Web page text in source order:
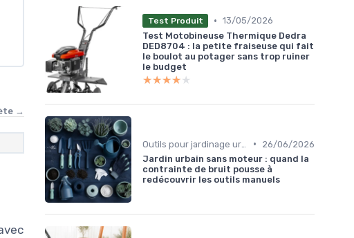
→
Test Produit • 13/05/2026
Test Motobineuse Thermique Dedra
DED8704 : la petite fraiseuse qui fait
le boulot au potager sans trop ruiner
le budget
★★★★★
★★★★★
•
26/06/2026
Jardin urbain sans moteur : quand la
contrainte de bruit pousse à
redécouvrir les outils manuels